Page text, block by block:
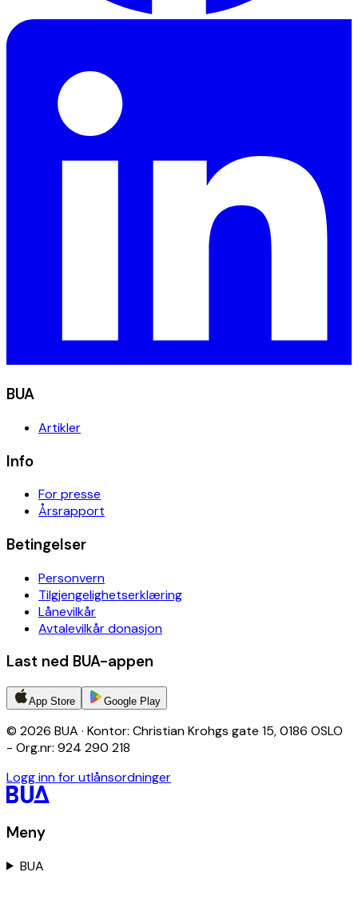
BUA
Artikler
Info
For presse
Årsrapport
Betingelser
Personvern
Tilgjengelighetserklæring
Lånevilkår
Avtalevilkår donasjon
Last ned BUA-appen
App Store Google Play
© 2026 BUA · Kontor: Christian Krohgs gate 15, 0186 OSLO
- Org.nr: 924 290 218
Logg inn for utlånsordninger
Meny
BUA